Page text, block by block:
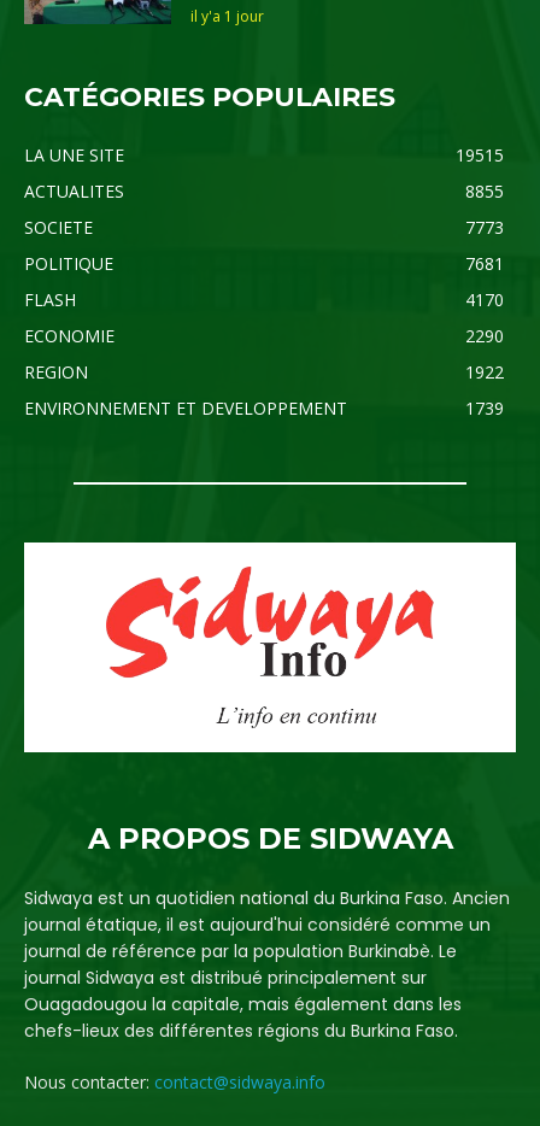
il y'a 1 jour
CATÉGORIES POPULAIRES
LA UNE SITE
19515
ACTUALITES
8855
SOCIETE
7773
POLITIQUE
7681
FLASH
4170
ECONOMIE
2290
REGION
1922
ENVIRONNEMENT ET DEVELOPPEMENT
1739
A PROPOS DE SIDWAYA
Sidwaya est un quotidien national du Burkina Faso. Ancien
journal étatique, il est aujourd'hui considéré comme un
journal de référence par la population Burkinabè. Le
journal Sidwaya est distribué principalement sur
Ouagadougou la capitale, mais également dans les
chefs-lieux des différentes régions du Burkina Faso.
Nous contacter: contact@sidwaya.info